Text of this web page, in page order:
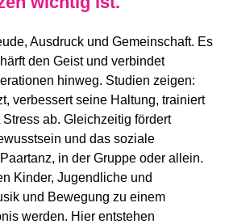
Ausdruck und Gemeinschaft. Es
den Geist und verbindet
hinweg. Studien zeigen:
verbessert seine Haltung, trainiert
ab. Gleichzeitig fördert
und das soziale
in der Gruppe oder allein.
Kinder, Jugendliche und
und Bewegung zu einem
werden. Hier entstehen